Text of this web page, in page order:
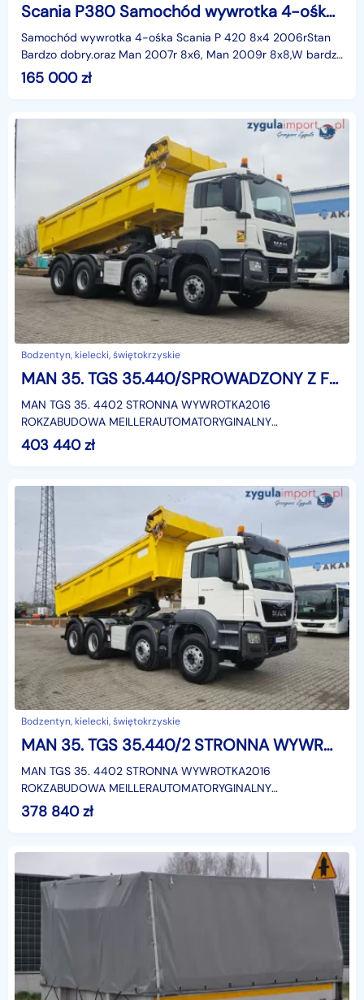
Scania P380 Samochód wywrotka 4-ośka Scania P 420 8x4 2006r
Samochód wywrotka 4-ośka Scania P 420 8x4 2006rStan
Bardzo dobry.oraz Man 2007r 8x6, Man 2009r 8x8,W bardzo
dobrym stanieCena: 165 000, 00złZapraszam do kontakt
165 000zł
Bodzentyn, kielecki, świętokrzyskie
MAN 35. TGS 35.440/SPROWADZONY Z FR/8x4/EURO6
MAN TGS 35. 4402 STRONNA WYWROTKA2016
ROKZABUDOWA MEILLERAUTOMATORYGINALNY
PRZEBIEGEURO 6KAMERA COFANIABLOKADA MOSTUDMC -
32 000 KGMASA WŁASNA - 15 160 KGŁADOWN
403 440zł
Bodzentyn, kielecki, świętokrzyskie
MAN 35. TGS 35.440/2 STRONNA WYWROTKA/SPROWADZONY Z FR
MAN TGS 35. 4402 STRONNA WYWROTKA2016
ROKZABUDOWA MEILLERAUTOMATORYGINALNY
PRZEBIEGEURO 6KAMERA COFANIABLOKADA MOSTUDMC -
378 840zł